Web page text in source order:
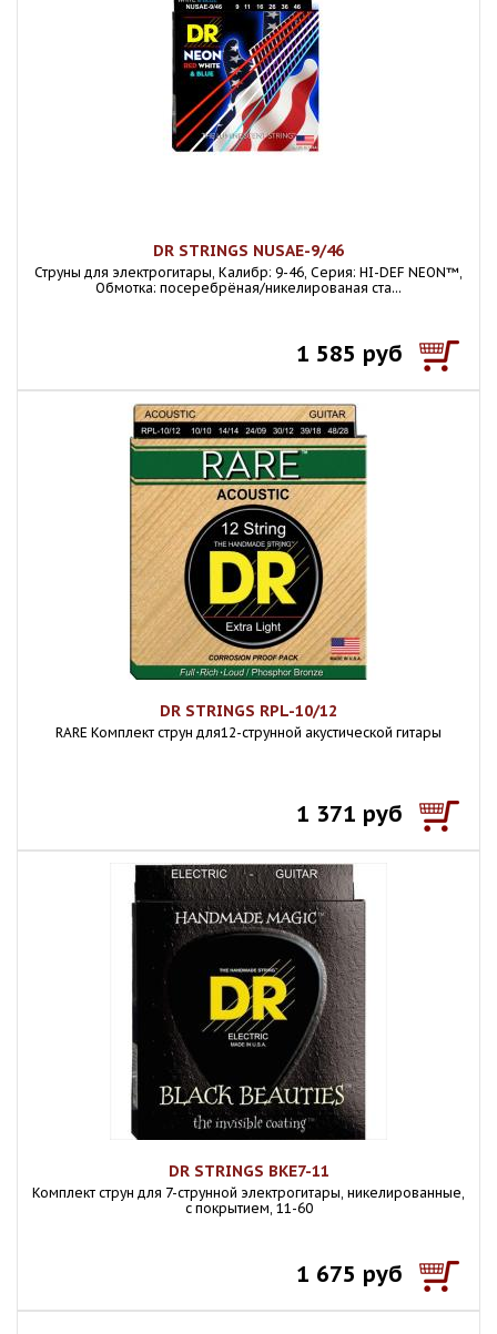
DR STRINGS NUSAE-9/46
Струны для электрогитары, Калибр: 9-46, Серия: HI-DEF NEON™,
Обмотка: посеребрёная/никелированая ста...
1 585 руб
DR STRINGS RPL-10/12
RARE Комплект струн для12-струнной акустической гитары
1 371 руб
DR STRINGS BKE7-11
Комплект струн для 7-струнной электрогитары, никелированные,
с покрытием, 11-60
1 675 руб